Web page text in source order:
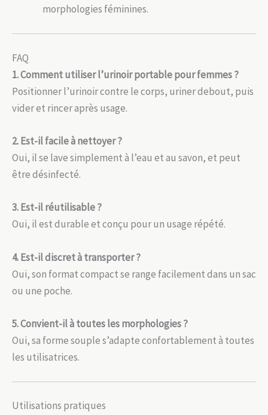
morphologies féminines.
FAQ
1. Comment utiliser l’urinoir portable pour femmes ?
Positionner l’urinoir contre le corps, uriner debout, puis
vider et rincer après usage.
2. Est-il facile à nettoyer ?
Oui, il se lave simplement à l’eau et au savon, et peut
être désinfecté.
3. Est-il réutilisable ?
Oui, il est durable et conçu pour un usage répété.
4. Est-il discret à transporter ?
Oui, son format compact se range facilement dans un sac
ou une poche.
5. Convient-il à toutes les morphologies ?
Oui, sa forme souple s’adapte confortablement à toutes
les utilisatrices.
Utilisations pratiques